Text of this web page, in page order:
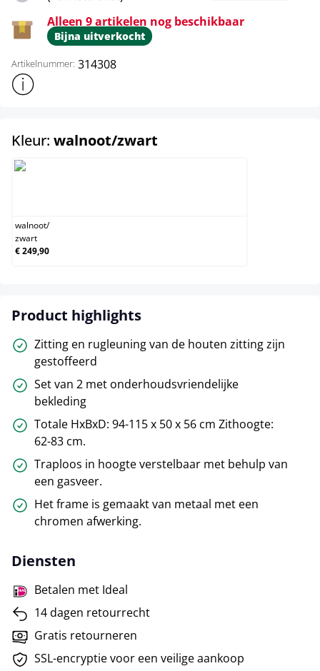
Alleen 9 artikelen nog beschikbaar
Bijna uitverkocht
Artikelnummer: 314308
Toon meer productinformatie
Kleur: walnoot/zwart
walnoot/
zwart
€ 249,90
Product highlights
Zitting en rugleuning van de houten zitting zijn
gestoffeerd
Set van 2 met onderhoudsvriendelijke
bekleding
Totale HxBxD: 94-115 x 50 x 56 cm Zithoogte:
62-83 cm.
Traploos in hoogte verstelbaar met behulp van
een gasveer.
Het frame is gemaakt van metaal met een
chromen afwerking.
Diensten
Betalen met Ideal
14 dagen retourrecht
Gratis retourneren
SSL-encryptie voor een veilige aankoop